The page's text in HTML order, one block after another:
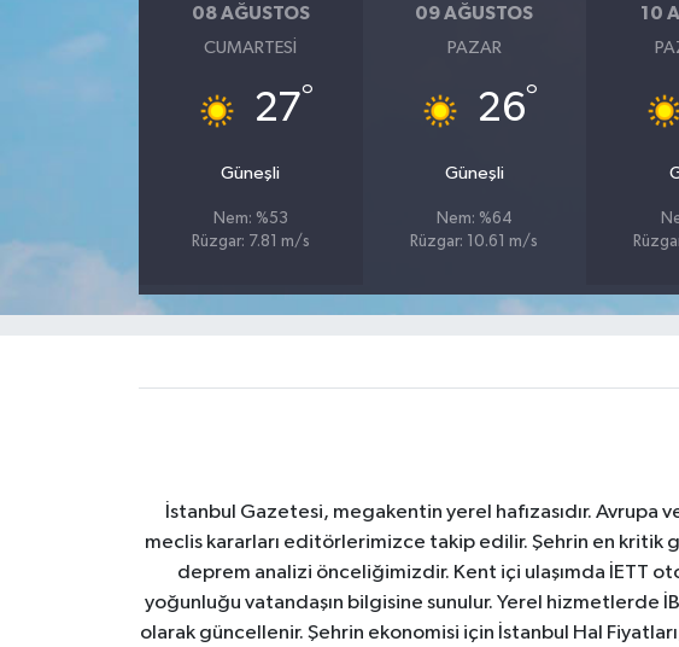
08 AĞUSTOS
CUMARTESI
27°
Güneşli
Nem: %53
Rüzgar: 7.81 m/s
09 AĞUSTOS
PAZAR
26°
Güneşli
Nem: %64
Rüzgar: 10.61 m/s
10
İstanbul Gazetesi, megakentin yerel hafızasıdır. Avrupa
meclis kararları editörlerimizce takip edilir. Şehrin en kritik
deprem analizi önceliğimizdir. Kent içi ulaşımda İETT
yoğunluğu vatandaşın bilgisine sunulur. Yerel hizmetlerde
olarak güncellenir. Şehrin ekonomisi için İstanbul Hal